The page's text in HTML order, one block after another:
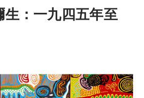
生：一九四五年至